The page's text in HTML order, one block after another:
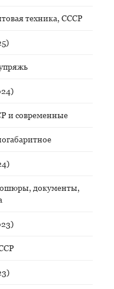
техника, СССР
и современные
документы,